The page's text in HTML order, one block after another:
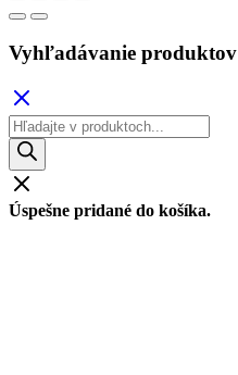
Vyhľadávanie produktov
Products
search
Úspešne pridané do košíka.